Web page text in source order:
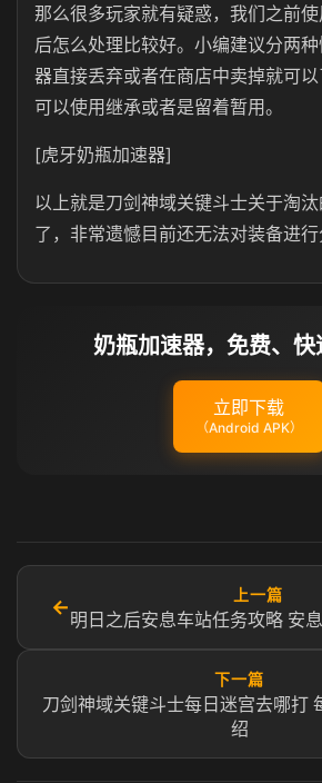
那么很多玩家就有疑惑，我们之前
后怎么处理比较好。小编建议分两
器直接丢弃或者在商店中卖掉就可
可以使用继承或者是留着暂用。
[虎牙奶瓶加速器]
以上就是刀剑神域关键斗士关于淘
了，非常遗憾目前还无法对装备进行
奶瓶加速器，免费、快
立即下载
（Android APK）
←
上一篇
明日之后安息车站任务攻略 安
下一篇
刀剑神域关键斗士每日迷宫去哪打
绍